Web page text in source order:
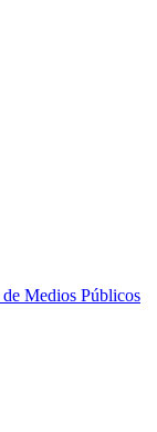
Medios Públicos